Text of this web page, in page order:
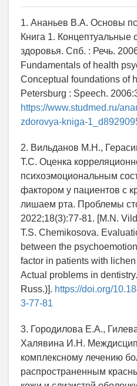
1. Ананьев В.А. Основы
Книга 1. Концептуальные
здоровья. Спб. : Речь.
Fundamentals of health
Conceptual foundations of
Petersburg : Speech.
https://www.studmed.ru/
zdorovya-kniga-
2. Вильданов М.Н.,
Т.С. Оценка
психоэмоциональным
фактором у пациентов с
лишаем рта. Проблемы
2022;18(3):77-81. [M.N.
T.S. Chemikosova.
between the
factor in patients with
Actual problems in
Russ.)]. https://doi.org/
3-77-81
3. Городилова Е.А.,
Халявина И.Н.
комплексному лечению
распространенным